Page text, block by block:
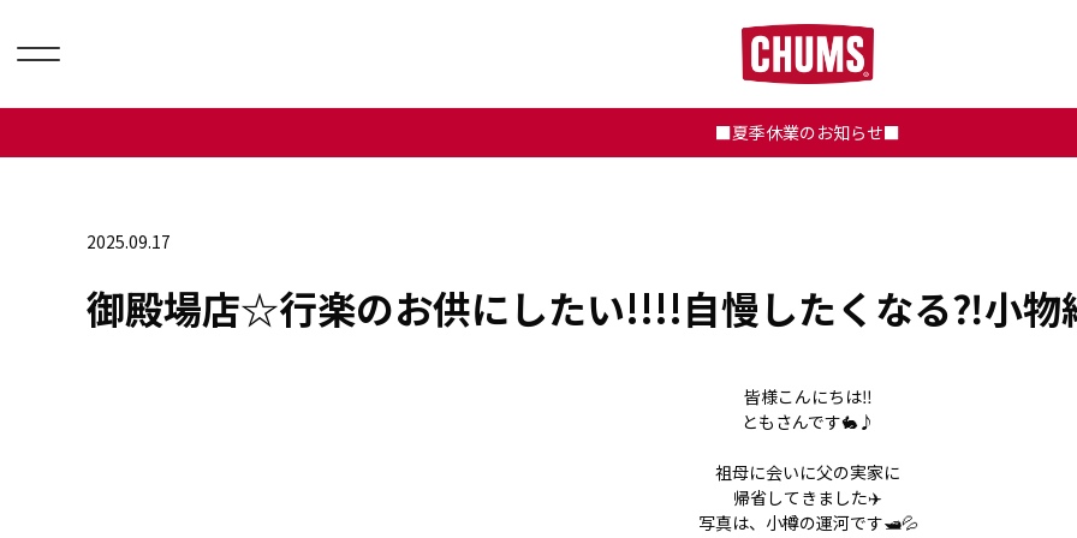
■夏季休業のお知らせ■
2025.09.17
御殿場店☆行楽のお供にしたい!!!!自慢したくなる⁈小
皆様こんにちは‼
ともさんです🐇♪
祖母に会いに父の実家に
帰省してきました✈️
写真は、小樽の運河です🛥️💦